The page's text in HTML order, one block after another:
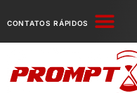
CONTATOS RÁPIDOS